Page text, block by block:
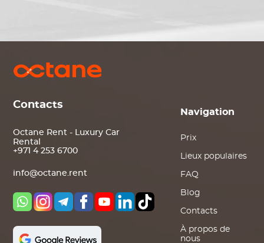
Contacts
Octane Rent - Luxury Car
Rental
+971 4 253 6700
info@octane.rent
Navigation
Prix
Lieux populaires
FAQ
Blog
Contacts
À propos de
nous